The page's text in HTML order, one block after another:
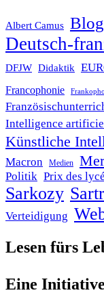
Albert Camus Blog
Deutsch-
DFJW Didaktik
Francophonie
Intelligence
Künstliche
Macron Medien
Politik Prix des
Sarkozy
Verteidigung
Lesen fürs
Eine